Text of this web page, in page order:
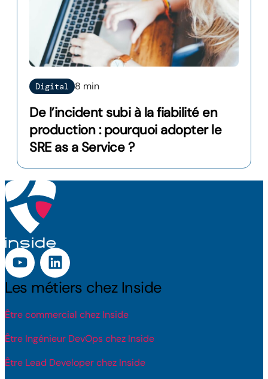
Digital 8 min
De l’incident subi à la fiabilité en
production : pourquoi adopter le
SRE as a Service ?
Les métiers chez Inside
Être commercial chez Inside
Être Ingénieur DevOps chez Inside
Être Lead Developer chez Inside